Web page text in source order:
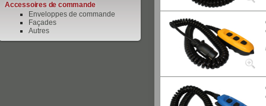
Accessoires de commande
Enveloppes de commande
Façades
Autres